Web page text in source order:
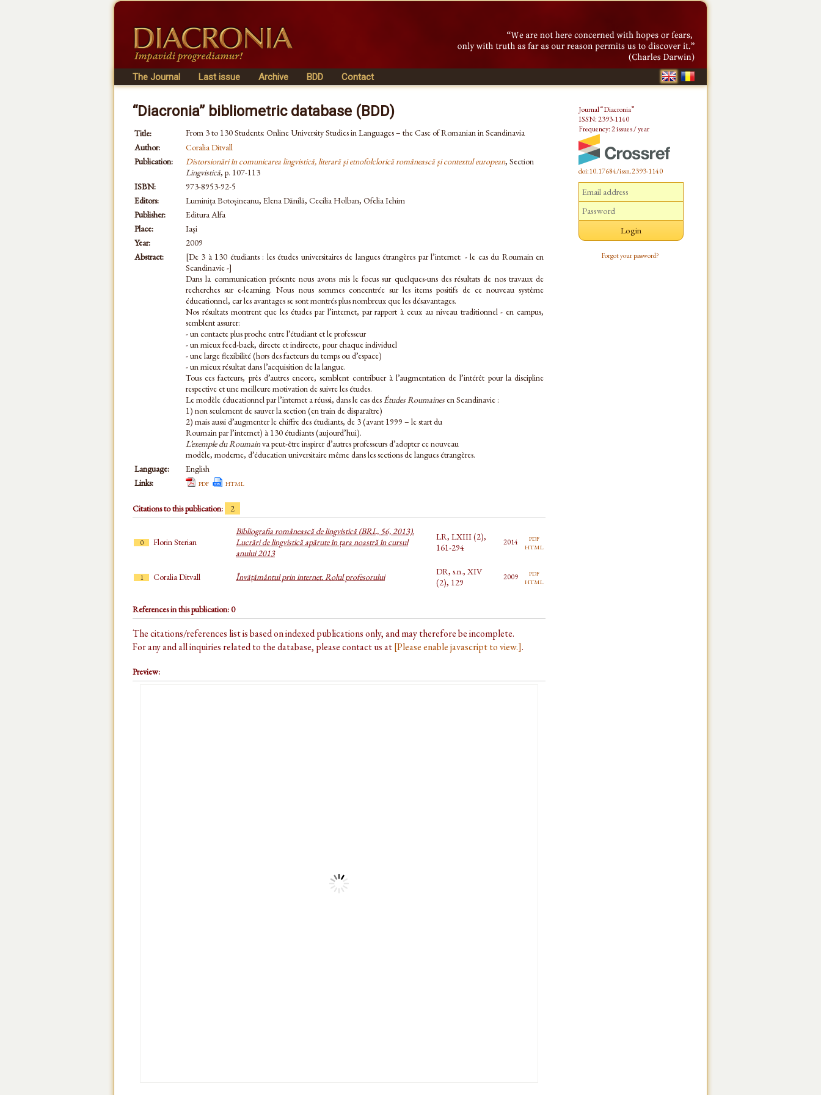
The Journal Last issue Archive BDD Contact
“Diacronia” bibliometric database (BDD)
Title:
From 3 to 130 Students: Online University Studies in Languages – the Case of Romanian in Scandinavia
Author:
Coralia Ditvall
Publication:
Distorsionări în comunicarea lingvistică, literară și etnofolclorică românească și contextul european, Section
Lingvistică, p. 107-113
ISBN:
973-8953-92-5
Editors:
Luminița Botoșineanu, Elena Dănilă, Cecilia Holban, Ofelia Ichim
Publisher:
Editura Alfa
Place:
Iași
Year:
2009
Abstract:
[De 3 à 130 étudiants : les études universitaires de langues étrangères par l’internet: - le cas du Roumain en
Scandinavie -]
Dans la communication présente nous avons mis le focus sur quelques-uns des résultats de nos travaux de
recherches sur e-learning. Nous nous sommes concentrée sur les items positifs de ce nouveau système
éducationnel, car les avantages se sont montrés plus nombreux que les désavantages.
Nos résultats montrent que les études par l’internet, par rapport à ceux au niveau traditionnel - en campus,
semblent assurer:
- un contacte plus proche entre l’étudiant et le professeur
- un mieux feed-back, directe et indirecte, pour chaque individuel
- une large flexibilité (hors des facteurs du temps ou d’espace)
- un mieux résultat dans l’acquisition de la langue.
Tous ces facteurs, près d’autres encore, semblent contribuer à l’augmentation de l’intérêt pour la discipline
respective et une meilleure motivation de suivre les études.
Le modèle éducationnel par l’internet a réussi, dans le cas desÉtudes Roumainesen Scandinavie :
1) non seulement de sauver la section (en train de disparaître)
2) mais aussi d’augmenter le chiffre des étudiants, de 3 (avant 1999 – le start du
Roumain par l’internet) à 130 étudiants (aujourd’hui).
L’exemple du Roumainva peut-être inspirer d’autres professeurs d’adopter ce nouveau
modèle, moderne, d’éducation universitaire même dans les sections de langues étrangères.
Language:
English
Links:
pdf html
Citations to this publication: 2
0 Florin Sterian
Bibliografia românească de lingvistică (BRL, 56, 2013).
Lucrări de lingvistică apărute în țara noastră în cursul
anului 2013
LR, LXIII (2),
161-294
2014 pdf
html
1 Coralia Ditvall Învățământul prin internet. Rolul profesorului
DR, s.n., XIV
(2), 129
2009 pdf
html
References in this publication: 0
The citations/references list is based on indexed publications only, and may therefore be incomplete.
For any and all inquiries related to the database, please contact us at[Please enable javascript to view.].
Preview:
Journal “Diacronia”
ISSN: 2393-1140
Frequency: 2 issues / year
doi:10.17684/issn.2393-1140
Forgot your password?